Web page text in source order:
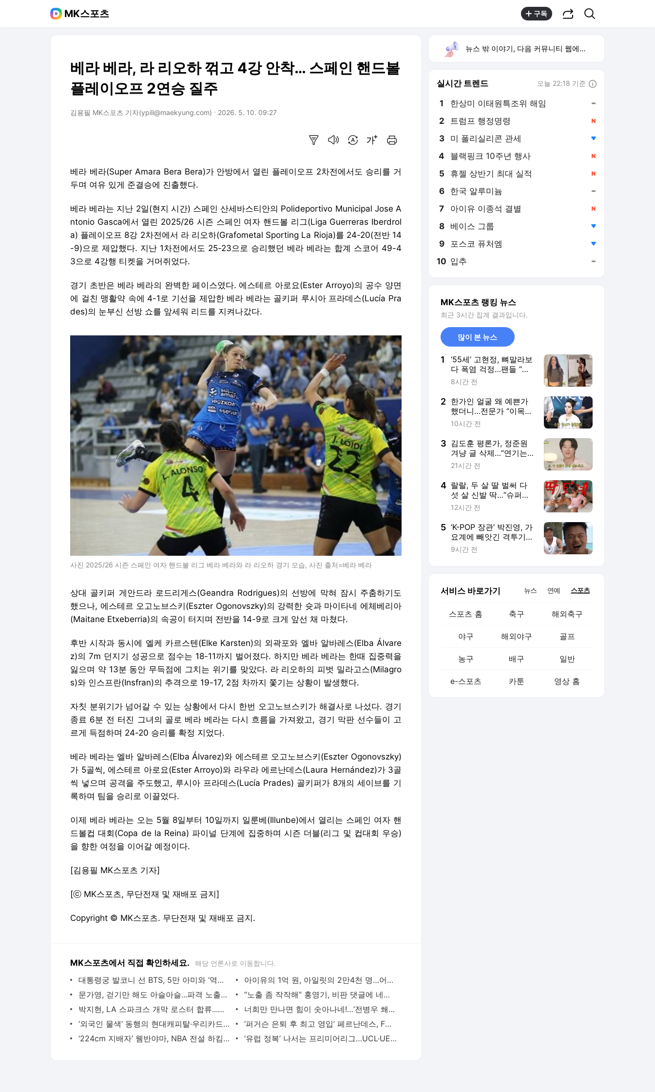
MK스포츠 구독
베라 베라, 라 리오하 꺾고 4강 안착… 스페인 핸드볼
플레이오프 2연승 질주
김용필 MK스포츠 기자(ypili@maekyung.com) 2026. 5. 10. 09:27
베라 베라(Super Amara Bera Bera)가 안방에서 열린 플레이오프 2차전에서도 승리를 거
두며 여유 있게 준결승에 진출했다.
베라 베라는 지난 2일(현지 시간) 스페인 산세바스티안의 Polideportivo Municipal Jose A
ntonio Gasca에서 열린 2025/26 시즌 스페인 여자 핸드볼 리그(Liga Guerreras Iberdrol
a) 플레이오프 8강 2차전에서 라 리오하(Grafometal Sporting La Rioja)를 24-20(전반 14
-9)으로 제압했다. 지난 1차전에서도 25-23으로 승리했던 베라 베라는 합계 스코어 49-4
3으로 4강행 티켓을 거머쥐었다.
경기 초반은 베라 베라의 완벽한 페이스였다. 에스테르 아로요(Ester Arroyo)의 공수 양면
에 걸친 맹활약 속에 4-1로 기선을 제압한 베라 베라는 골키퍼 루시아 프라데스(Lucía Pra
des)의 눈부신 선방 쇼를 앞세워 리드를 지켜나갔다.
사진 2025/26 시즌 스페인 여자 핸드볼 리그 베라 베라와 라 리오하 경기 모습, 사진 출처=베라 베라
상대 골키퍼 게안드라 로드리게스(Geandra Rodrigues)의 선방에 막혀 잠시 주춤하기도
했으나, 에스테르 오고노브스키(Eszter Ogonovszky)의 강력한 슛과 마이타네 에체베리아
(Maitane Etxeberria)의 속공이 터지며 전반을 14-9로 크게 앞선 채 마쳤다.
후반 시작과 동시에 엘케 카르스텐(Elke Karsten)의 외곽포와 엘바 알바레스(Elba Álvare
z)의 7m 던지기 성공으로 점수는 18-11까지 벌어졌다. 하지만 베라 베라는 한때 집중력을
잃으며 약 13분 동안 무득점에 그치는 위기를 맞았다. 라 리오하의 피벗 밀라고스(Milagro
s)와 인스프란(Insfran)의 추격으로 19-17, 2점 차까지 쫓기는 상황이 발생했다.
자칫 분위기가 넘어갈 수 있는 상황에서 다시 한번 오고노브스키가 해결사로 나섰다. 경기
종료 6분 전 터진 그녀의 골로 베라 베라는 다시 흐름을 가져왔고, 경기 막판 선수들이 고
르게 득점하며 24-20 승리를 확정 지었다.
베라 베라는 엘바 알바레스(Elba Álvarez)와 에스테르 오고노브스키(Eszter Ogonovszky)
가 5골씩, 에스테르 아로요(Ester Arroyo)와 라우라 에르난데스(Laura Hernández)가 3골
씩 넣으며 공격을 주도했고, 루시아 프라데스(Lucía Prades) 골키퍼가 8개의 세이브를 기
록하며 팀을 승리로 이끌었다.
이제 베라 베라는 오는 5월 8일부터 10일까지 일룬베(Illunbe)에서 열리는 스페인 여자 핸
드볼컵 대회(Copa de la Reina) 파이널 단계에 집중하며 시즌 더블(리그 및 컵대회 우승)
을 향한 여정을 이어갈 예정이다.
[김용필 MK스포츠 기자]
[ⓒ MK스포츠, 무단전재 및 재배포 금지]
Copyright © MK스포츠. 무단전재 및 재배포 금지.
MK스포츠에서 직접 확인하세요. 해당 언론사로 이동합니다.
대통령궁 발코니 선 BTS, 5만 아미와 ‘역사적 눈맞춤’…멕시코가 울었다[MK★이슈] - MK스포츠
아이유의 1억 원, 아일릿의 2만4천 명…어린이날, ‘초통령’들이 만든 조용한 혁명 [홍동희 시선
문가영, 걷기만 해도 아슬아슬...파격 노출에 타투까지 공개 - MK스포츠
“노출 좀 작작해” 홍영기, 비판 댓글에 네티즌과 설전...“보고는 싶나보다” - MK스포츠
박지현, LA 스파크스 개막 로스터 합류...세 번째 한국인 WNBA 선수 탄생 임박 - MK스포츠
너희만 만나면 힘이 솟아나네!…‘전병우 쐐기 2타점’ 삼성, NC전 및 시즌 6연승 질주→위닝시리
‘외국인 물색’ 동행의 현대캐피탈·우리카드·한국전력, 교체의 OK저축은행·삼성화재…고민하
‘퍼거슨 은퇴 후 최고 영입’ 페르난데스, FWA 올해의 선수상 수상…루니 이후 16년 만에 맨유 소
‘224cm 지배자’ 웸반야마, NBA 전설 하킴 올라주원·샤킬 오닐·카림 압둘 자바에 이어 역대 4번째
‘유럽 정복’ 나서는 프리미어리그…UCL·UEL·UECL, 클럽대항전 전대회 결승 진출 - MK스포츠
뉴스 밖 이야기, 다음 커뮤니티 웹에서 보기
실시간 트렌드 오늘 22:18 기준
1 한상미 이태원특조위 해임
2 트럼프 행정명령
4 블랙핑크 10주년 행사
5 휴젤 상반기 최대 실적
6 한국 알루미늄
7 아이유 이종석 결별
8 베이스 그룹
9 포스코 퓨처엠
10 입추
MK스포츠 랭킹 뉴스
최근 3시간 집계 결과입니다.
많이 본 뉴스
1
‘55세’ 고현정, 뼈말라보
다 폭염 걱정…팬들 “이
더위에 괜찮아요?”
8시간 전
2 한가인 얼굴 왜 예쁜가
했더니…전문가 “이목구
비 주차 질서가 좋아”
10시간 전
3 김도훈 평론가, 정준원
겨냥 글 삭제…“연기는
기막히게 잘하는 양반”
21시간 전
4 랄랄, 두 살 딸 벌써 다
섯 살 신발 딱…“슈퍼베
이비의 탄생”
12시간 전
5 ‘K-POP 장관’ 박진영, 가
요계에 빼앗긴 격투기
인재였나…추성훈도 놀
9시간 전
서비스 바로가기 뉴스 연예 스포츠
스포츠 홈 축구 해외축구
야구 해외야구 골프
농구 배구 일반
e-스포츠 카툰 영상 홈